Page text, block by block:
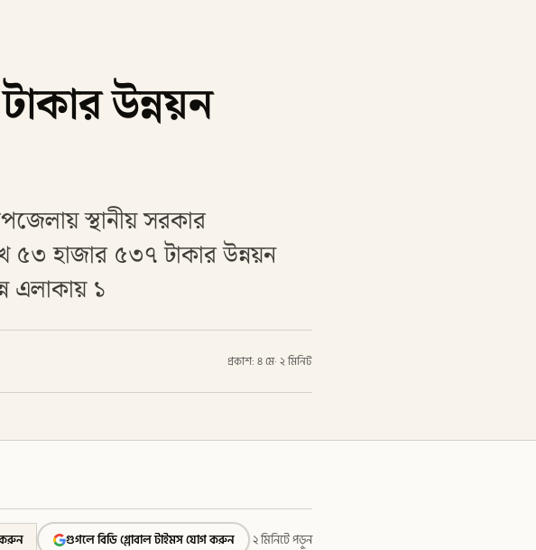
উন্নয়ন
স্থানীয় সরকার
৫৩ হাজার ৫৩৭ টাকার উন্নয়ন
এলাকায় ১
প্রকাশ: ৪ মে· ২ মিনিট
গুগলে বিডি গ্লোবাল টাইমস যোগ করুন ২ মিনিটে পড়ুন